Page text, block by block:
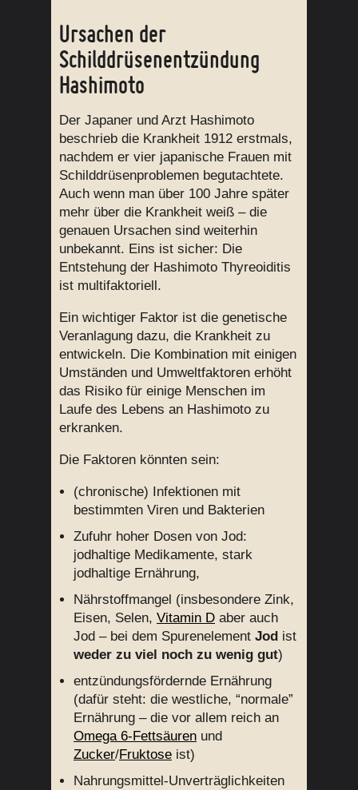
Ursachen der
Schilddrüsenentzündung
Hashimoto
Der Japaner und Arzt Hashimoto
beschrieb die Krankheit 1912 erstmals,
nachdem er vier japanische Frauen mit
Schilddrüsenproblemen begutachtete.
Auch wenn man über 100 Jahre später
mehr über die Krankheit weiß – die
genauen Ursachen sind weiterhin
unbekannt. Eins ist sicher: Die
Entstehung der Hashimoto Thyreoiditis
ist multifaktoriell.
Ein wichtiger Faktor ist die genetische
Veranlagung dazu, die Krankheit zu
entwickeln. Die Kombination mit einigen
Umständen und Umweltfaktoren erhöht
das Risiko für einige Menschen im
Laufe des Lebens an Hashimoto zu
erkranken.
Die Faktoren könnten sein:
(chronische) Infektionen mit
bestimmten Viren und Bakterien
Zufuhr hoher Dosen von Jod:
jodhaltige Medikamente, stark
jodhaltige Ernährung,
Nährstoffmangel (insbesondere Zink,
Eisen, Selen, Vitamin D aber auch
Jod – bei dem Spurenelement Jod ist
weder zu viel noch zu wenig gut)
entzündungsfördernde Ernährung
(dafür steht: die westliche, “normale”
Ernährung – die vor allem reich an
Omega 6-Fettsäuren und
Zucker/Fruktose ist)
Nahrungsmittel-Unverträglichkeiten